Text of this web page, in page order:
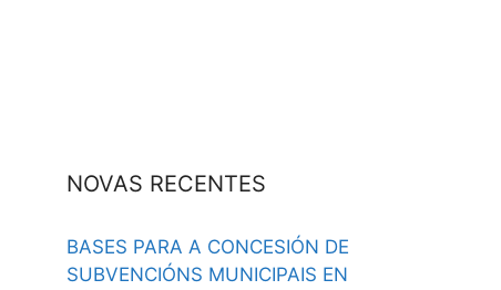
NOVAS RECENTES
BASES PARA A CONCESIÓN DE
SUBVENCIÓNS MUNICIPAIS EN